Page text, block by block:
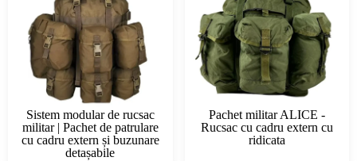
Sistem modular de rucsac
militar | Pachet de patrulare
cu cadru extern și buzunare
detașabile
Pachet militar ALICE -
Rucsac cu cadru extern cu
ridicata